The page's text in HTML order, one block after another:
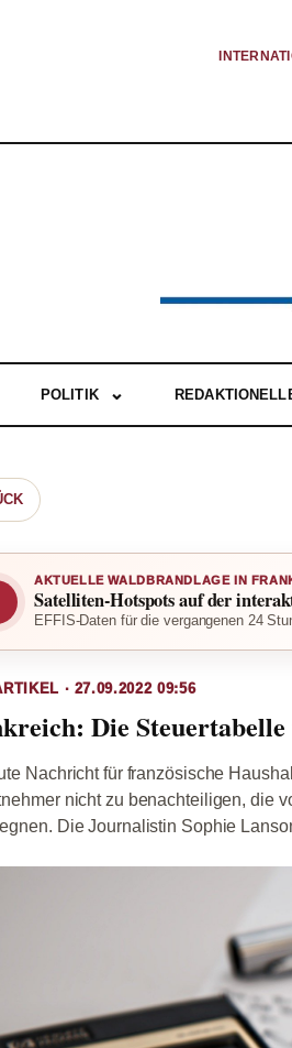
POLITIK
AKTUELLE WALDBRANDLAGE IN
Satelliten-Hotspots auf der
EFFIS-Daten für die vergangenen 24
· 27.09.2022 09:56
Die
Nachricht für französische
nicht zu benachteiligen, die
Die Journalistin Sophie